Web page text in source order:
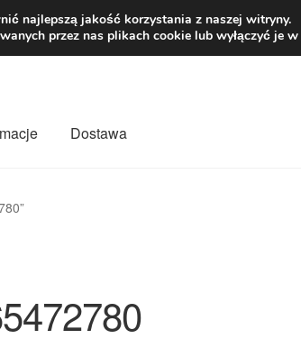
Dostawa
najlepszą jakość korzystania z naszej witryny.
przez nas plikach cookie lub wyłączyć je w